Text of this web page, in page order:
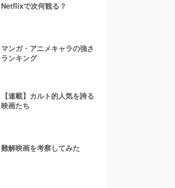
Netflixで次何観る？
マンガ・アニメキャラの強さ
ランキング
【連載】カルト的人気を誇る
映画たち
難解映画を考察してみた